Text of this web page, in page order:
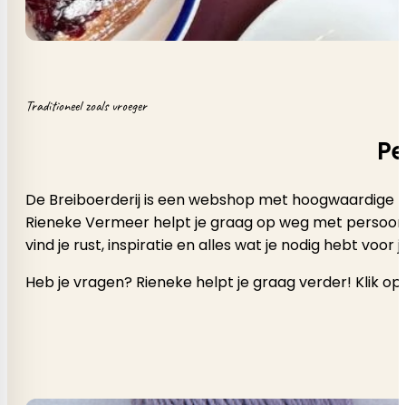
Traditioneel zoals vroeger
De Breiboerderij is een webshop met
Rieneke Vermeer helpt je graag op weg met
vind je rust, inspiratie en alles wat je nodig hebt voor
Heb je vragen? Rieneke helpt je graag verder! Klik